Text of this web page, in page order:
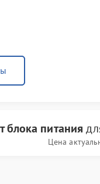
блока питания
Цена